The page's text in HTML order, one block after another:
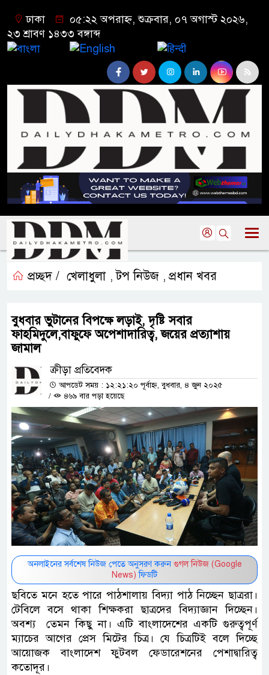
ঢাকা
০৫:২২ অপরাহ্ন, শুক্রবার, ০৭ অগাস্ট ২০২৬,
২৩ শ্রাবণ ১৪৩৩ বঙ্গাব্দ
প্রচ্ছদ / খেলাধুলা ,টপ নিউজ , প্রধান খবর
বুধবার ভুটানের বিপক্ষে লড়াই, দৃষ্টি সবার
ফাহমিদুলে,বাফুফে অপেশাদারিত্ব, জয়ের প্রত্যাশায়
জামাল
ক্রীড়া প্রতিবেদক
আপডেট সময় : ১২:২১:২০ পূর্বাহ্ন, বুধবার, ৪ জুন ২০২৫
/
৪৬৯ বার পড়া হয়েছে
অনলাইনের সর্বশেষ নিউজ পেতে অনুসরণ করুন গুগল নিউজ (Google
News) ফিডটি
ছবিতে মনে হতে পারে পাঠশালায় বিদ্যা পাঠ নিচ্ছেন ছাত্ররা।
টেবিলে বসে থাকা শিক্ষকরা ছাত্রদের বিদ্যাজ্ঞান দিচ্ছেন।
অবশ্য তেমন কিছু না। এটি বাংলাদেশের একটি গুরুত্বপূর্ণ
ম্যাচের আগের প্রেস মিটের চিত্র। যে চিত্রটিই বলে দিচ্ছে
আয়োজক বাংলাদেশ ফুটবল ফেডারেশনের পেশাদ্বারিত্ব
কতোদূর।